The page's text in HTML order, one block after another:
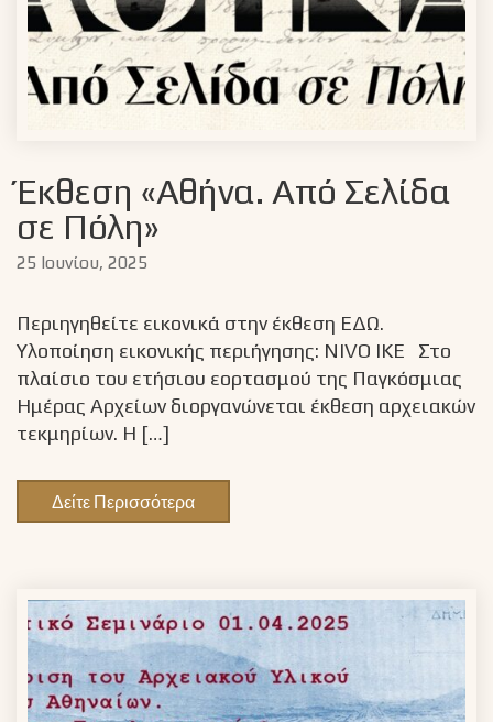
Έκθεση «Αθήνα. Από Σελίδα
σε Πόλη»
25 Ιουνίου, 2025
Περιηγηθείτε εικονικά στην έκθεση ΕΔΩ.
Υλοποίηση εικονικής περιήγησης: NIVO ΙΚΕ Στο
πλαίσιο του ετήσιου εορτασμού της Παγκόσμιας
Ημέρας Αρχείων διοργανώνεται έκθεση αρχειακών
τεκμηρίων. Η […]
Δείτε Περισσότερα